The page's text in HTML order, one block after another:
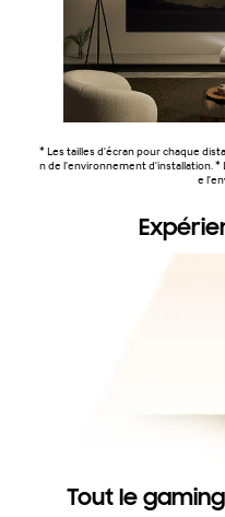
* Les tailles d'écran pour chaque
n de l'environnement d'installation. *
e
Tout le